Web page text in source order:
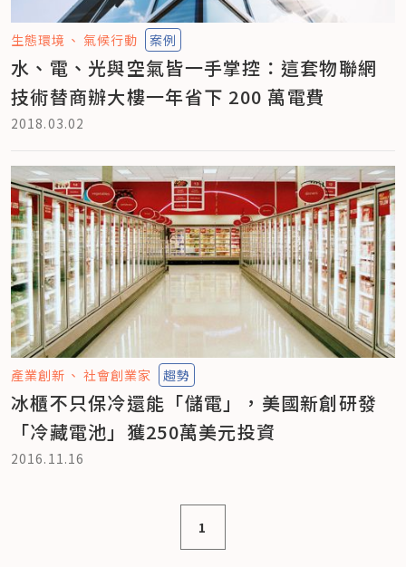
生態環境 氣候行動 案例
水、電、光與空氣皆一手掌控：這套物聯網
技術替商辦大樓一年省下 200 萬電費
2018.03.02
產業創新 社會創業家 趨勢
冰櫃不只保冷還能「儲電」，美國新創研發
「冷藏電池」獲250萬美元投資
2016.11.16
1